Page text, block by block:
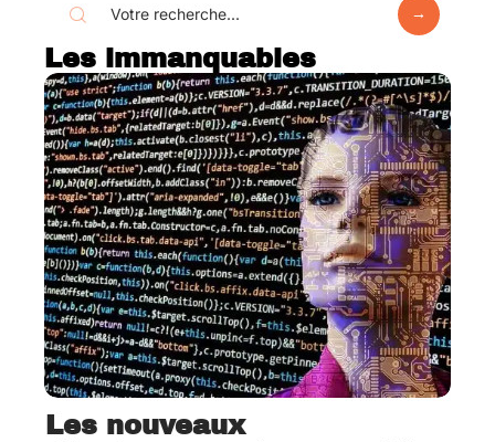
Les immanquables
Les nouveaux